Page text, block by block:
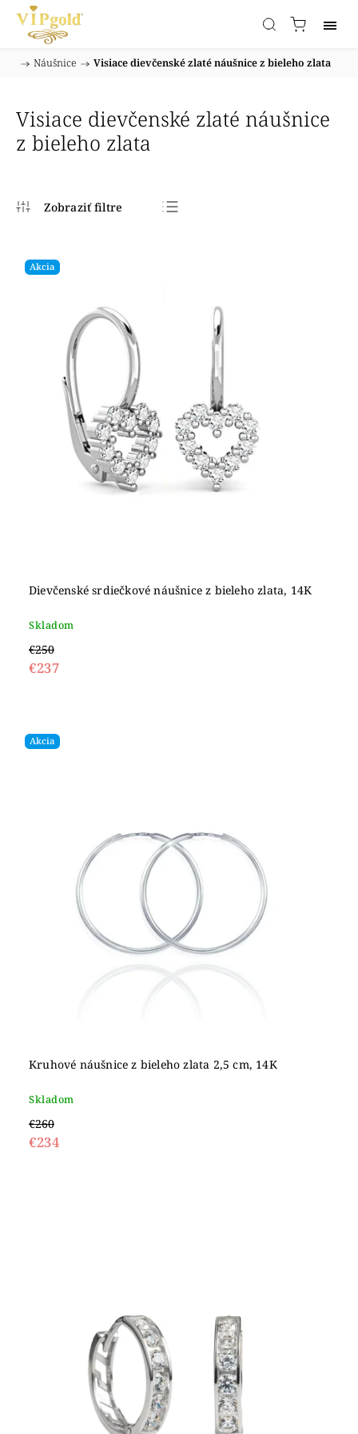
/ Náušnice / Visiace dievčenské zlaté náušnice z bieleho zlata
Visiace dievčenské zlaté náušnice
z bieleho zlata
Abecedne
Akcia
Dievčenské srdiečkové náušnice z bieleho zlata, 14K
Skladom
€250
€237
Akcia
Kruhové náušnice z bieleho zlata 2,5 cm, 14K
Skladom
€260
€234